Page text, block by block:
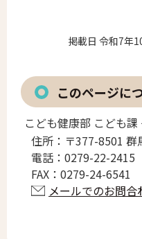
掲載日 令和7年
このページに
こども健康部 こども
住所： 〒377-8501
電話： 0279-22-2415
FAX： 0279-24-6541
メールでのお問合